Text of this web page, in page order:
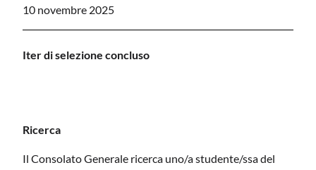
10 novembre 2025
Iter di selezione concluso
Ricerca
Il Consolato Generale ricerca uno/a studente/ssa del